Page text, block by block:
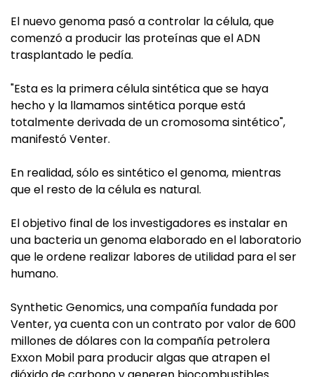
El nuevo genoma pasó a controlar la célula, que
comenzó a producir las proteínas que el ADN
trasplantado le pedía.
"Esta es la primera célula sintética que se haya
hecho y la llamamos sintética porque está
totalmente derivada de un cromosoma sintético",
manifestó Venter.
En realidad, sólo es sintético el genoma, mientras
que el resto de la célula es natural.
El objetivo final de los investigadores es instalar en
una bacteria un genoma elaborado en el laboratorio
que le ordene realizar labores de utilidad para el ser
humano.
Synthetic Genomics, una compañía fundada por
Venter, ya cuenta con un contrato por valor de 600
millones de dólares con la compañía petrolera
Exxon Mobil para producir algas que atrapen el